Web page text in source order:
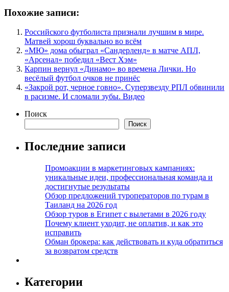
Похожие записи:
Российского футболиста признали лучшим в мире.
Матвей хорош буквально во всём
«МЮ» дома обыграл «Сандерленд» в матче АПЛ,
«Арсенал» победил «Вест Хэм»
Карпин вернул «Динамо» во времена Лички. Но
весёлый футбол очков не принёс
«Закрой рот, черное говно». Суперзвезду РПЛ обвинили
в расизме. И сломали зубы. Видео
Поиск
Поиск
Последние записи
Промоакции в маркетинговых кампаниях:
уникальные идеи, профессиональная команда и
достигнутые результаты
Обзор предложений туроператоров по турам в
Таиланд на 2026 год
Обзор туров в Египет с вылетами в 2026 году
Почему клиент уходит, не оплатив, и как это
исправить
Обман брокера: как действовать и куда обратиться
за возвратом средств
Категории